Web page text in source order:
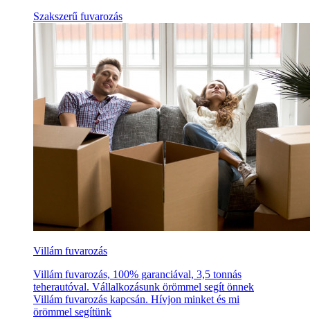
Szakszerű fuvarozás
Villám fuvarozás
Villám fuvarozás, 100% garanciával, 3,5 tonnás
teherautóval. Vállalkozásunk örömmel segít önnek
Villám fuvarozás kapcsán. Hívjon minket és mi
örömmel segítünk